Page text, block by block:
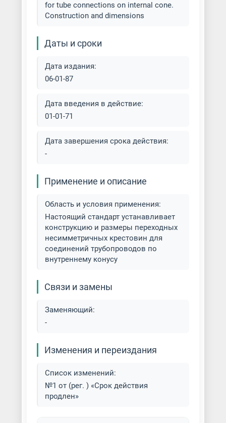
for tube connections on internal cone.
Construction and dimensions
Даты и сроки
Дата издания:
06-01-87
Дата введения в действие:
01-01-71
Дата завершения срока действия:
-
Применение и описание
Область и условия применения:
Настоящий стандарт устанавливает
конструкцию и размеры переходных
несимметричных крестовин для
соединений трубопроводов по
внутреннему конусу
Связи и замены
Заменяющий:
-
Изменения и переиздания
Список изменений:
№1 от (рег. ) «Срок действия
продлен»